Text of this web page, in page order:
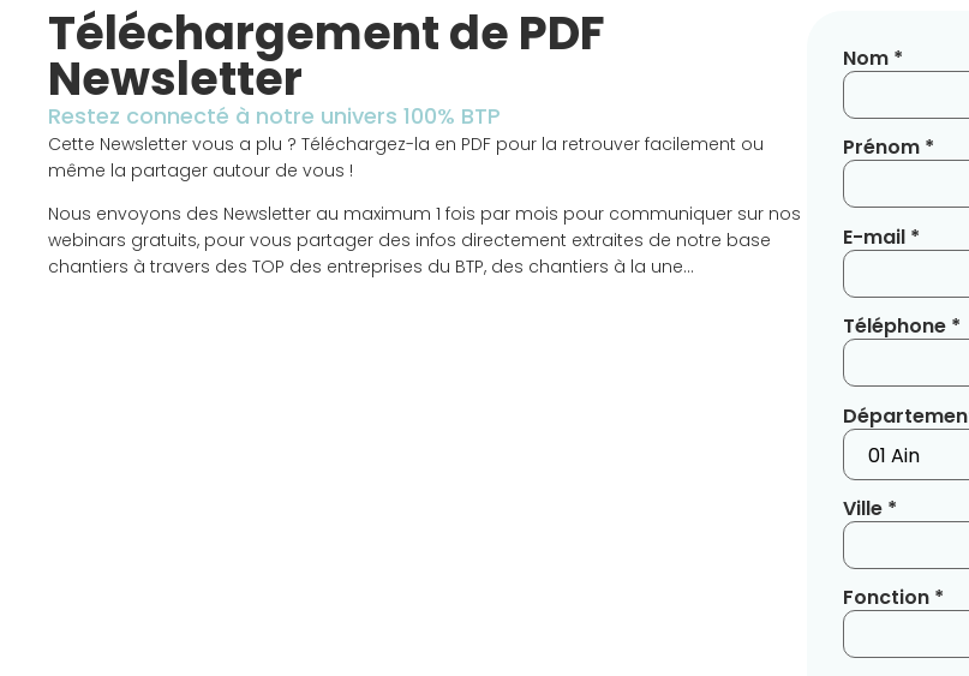
Téléchargement de PDF
Newsletter
Restez connecté à notre univers 100% BTP
Cette Newsletter vous a plu ? Téléchargez-la en PDF pour la retrouver facilement ou
même la partager autour de vous !
Nous envoyons des Newsletter au maximum 1 fois par mois pour communiquer sur nos
webinars gratuits, pour vous partager des infos directement extraites de notre base
chantiers à travers des TOP des entreprises du BTP, des chantiers à la une…
Nom *
Prénom *
E-mail *
Téléphone *
Ville *
Fonction *